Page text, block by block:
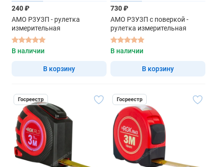
240 ₽
AMO Р3У3П - рулетка
измерительная
В наличии
В корзину
730 ₽
AMO Р3У3П с поверкой -
рулетка измерительная
В наличии
В корзину
Госреестр Госреестр